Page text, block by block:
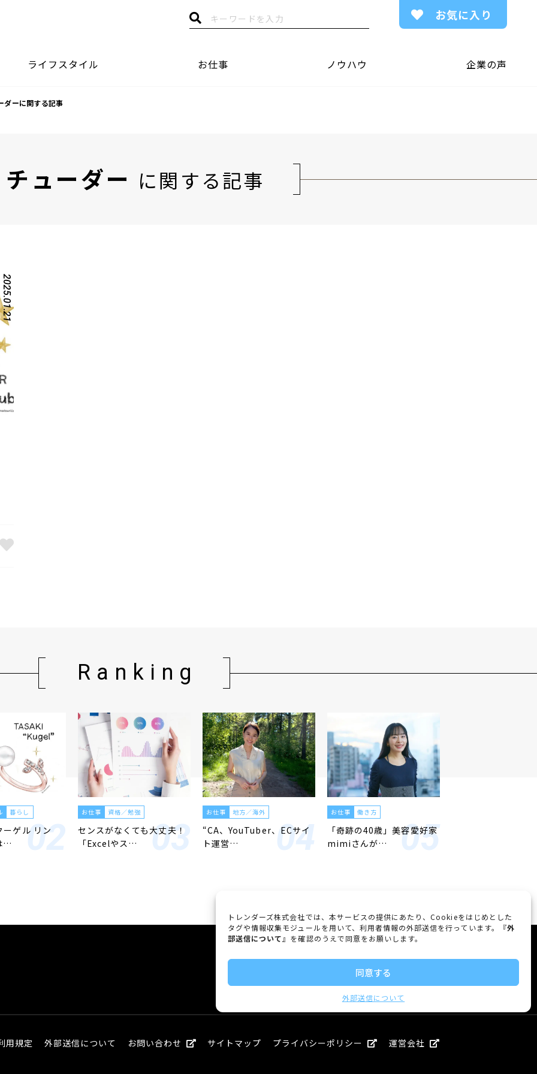
トレンダーズ株式会社では、本サービスの提供にあたり、Cookieをはじめとした
タグや情報収集モジュールを用いて、利用者情報の外部送信を行っています。『外
部送信について 』を確認のうえで同意をお願いします。
同意する
外部送信について
ライフスタイル お仕事 ノウハウ 企業の声
お気に入り
ダーに関する記事
チューダー に関する記事
2025.01.21
Ranking
暮らし
ーゲル リン
…
お仕事 資格／勉強
センスがなくても大丈夫！
「Excelやス…
お仕事 地方／海外
“CA、YouTuber、ECサイ
ト運営…
お仕事 働き方
「奇跡の40歳」美容愛好家
mimiさんが…
用規定 外部送信について お問い合わせ サイトマップ プライバシーポリシー 運営会社